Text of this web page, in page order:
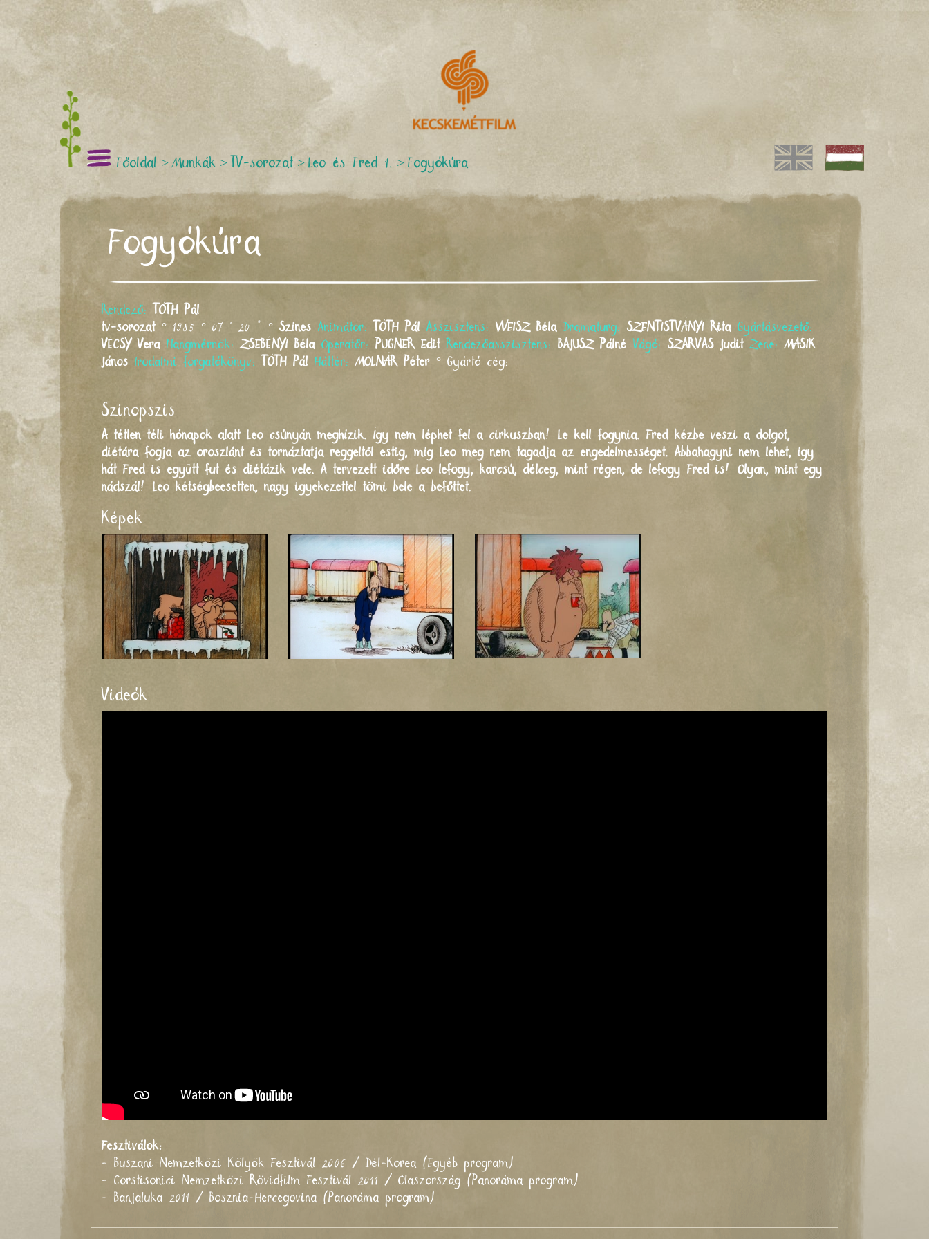
Főoldal > Munkák > TV-sorozat > Leo és Fred 1. > Fogyókúra
Fogyókúra
Rendező: TÓTH Pál
tv-sorozat° 1985 ° 07 ' 20 " ° Színes Animátor: TÓTH Pál Asszisztens: WEISZ Béla Dramaturg: SZENTISTVÁNYI Rita Gyártásvezető:
VÉCSY Vera Hangmérnök:ZSEBÉNYI Béla Operatőr: PUGNER Edit Rendezőasszisztens: BAJUSZ Pálné Vágó: SZARVAS Judit Zene:MÁSIK
János Irodalmi forgatókönyv: TÓTH Pál Háttér:MOLNÁR Péter ° Gyártó cég:
Szinopszis
A tétlen téli hónapok alatt Leo csúnyán meghízik. Így nem léphet fel a cirkuszban! Le kell fogynia. Fred kézbe veszi a dolgot,
diétára fogja az oroszlánt és tornáztatja reggeltől estig, míg Leo meg nem tagadja az engedelmességet. Abbahagyni nem lehet, így
hát Fred is együtt fut és diétázik vele. A tervezett időre Leo lefogy, karcsú, délceg, mint régen, de lefogy Fred is! Olyan, mint egy
nádszál! Leo kétségbeesetten, nagy igyekezettel tömi bele a befőttet.
Képek
Videók
Fesztiválok:
- Buszani Nemzetközi Kölyök Fesztivál 2006 / Dél-Korea (Egyéb program)
- Corstisonici Nemzetközi Rövidfilm Fesztivál 2011 / Olaszország (Panoráma program)
- Banjaluka 2011 / Bosznia-Hercegovina (Panoráma program)